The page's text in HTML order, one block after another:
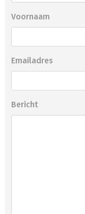
Voornaam
Emailadres
Bericht